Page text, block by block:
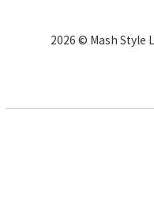
2026 © Mash Style